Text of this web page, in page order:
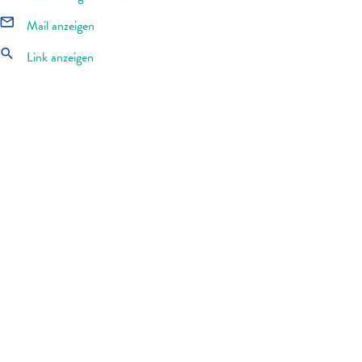
mail_outline Mail anzeigen
search Link anzeigen